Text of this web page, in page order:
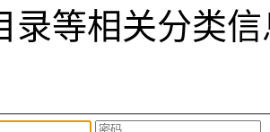
录等相关分类